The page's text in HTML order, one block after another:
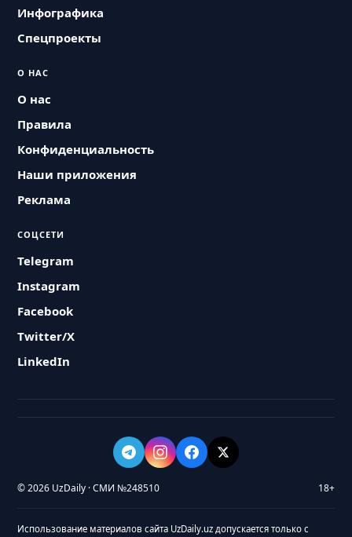
Инфографика
Спецпроекты
О НАС
О нас
Правила
Конфиденциальность
Наши приложения
Реклама
СОЦСЕТИ
Telegram
Instagram
Facebook
Twitter/X
LinkedIn
© 2026 UzDaily · СМИ №248510 18+
Использование материалов сайта UzDaily.uz допускается только с